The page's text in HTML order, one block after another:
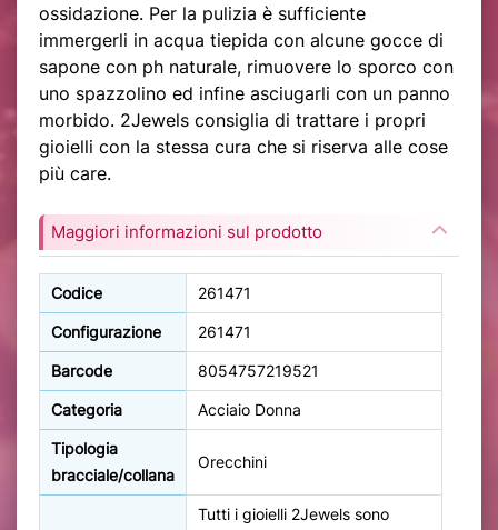
ossidazione. Per la pulizia è sufficiente
immergerli in acqua tiepida con alcune gocce di
sapone con ph naturale, rimuovere lo sporco con
uno spazzolino ed infine asciugarli con un panno
morbido. 2Jewels consiglia di trattare i propri
gioielli con la stessa cura che si riserva alle cose
più care.
Maggiori informazioni sul prodotto
Codice 261471
Configurazione 261471
Barcode 8054757219521
Categoria Acciaio Donna
Tipologia
bracciale/collana
Orecchini
Tutti i gioielli 2Jewels sono